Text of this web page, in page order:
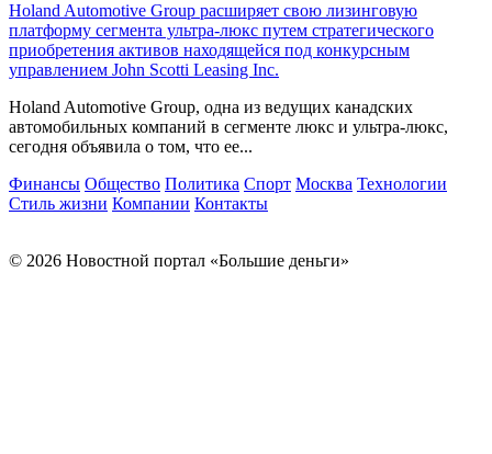
Holand Automotive Group расширяет свою лизинговую
платформу сегмента ультра-люкс путем стратегического
приобретения активов находящейся под конкурсным
управлением John Scotti Leasing Inc.
Holand Automotive Group, одна из ведущих канадских
автомобильных компаний в сегменте люкс и ультра-люкс,
сегодня объявила о том, что ее...
Финансы Общество Политика Спорт Москва Технологии
Стиль жизни Компании Контакты
© 2026 Новостной портал «Большие деньги»